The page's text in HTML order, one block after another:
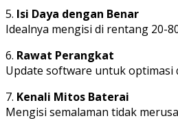
5. Isi Daya dengan Benar
Idealnya mengisi di rentang 20-
6. Rawat Perangkat
Update software untuk optimasi
7. Kenali Mitos Baterai
Mengisi semalaman tidak